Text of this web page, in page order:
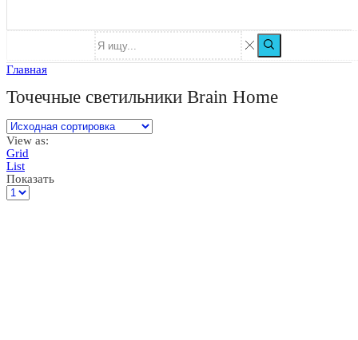
Главная
Точечные светильники Brain Home
View as:
Grid
List
Показать